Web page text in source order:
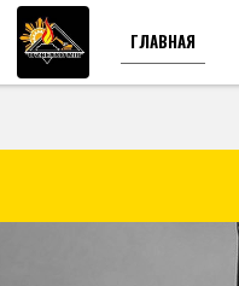
ГЛАВНАЯ